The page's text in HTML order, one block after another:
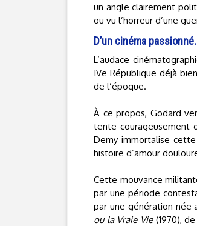
un angle clairement
ou vu l’horreur d’une
D’un cinéma
L’audace
IVe République déjà
de l’époque.
À ce propos, Godard
tente courageusement
Demy immortalise
histoire d’amour
Cette mouvance
par une période
par une génération née
ou la Vraie Vie(1970),